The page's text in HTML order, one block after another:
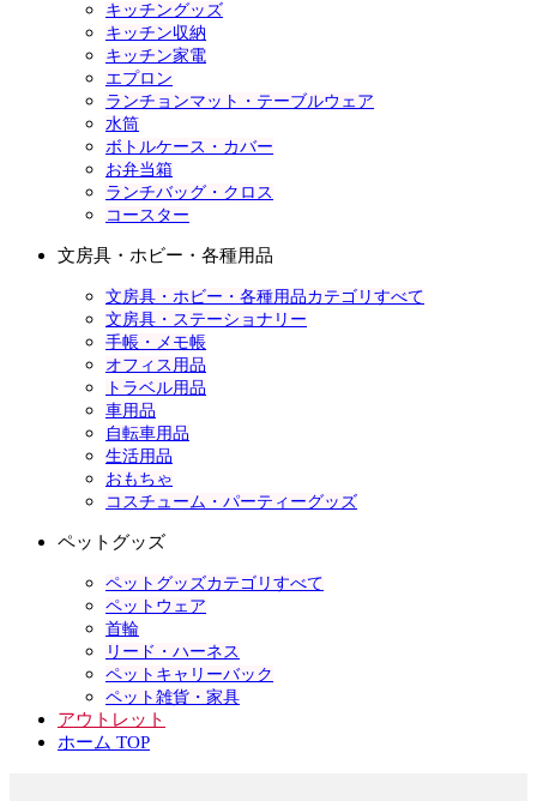
キッチングッズ
キッチン収納
キッチン家電
エプロン
ランチョンマット・テーブルウェア
水筒
ボトルケース・カバー
お弁当箱
ランチバッグ・クロス
コースター
文房具・ホビー・各種用品
文房具・ホビー・各種用品カテゴリすべて
文房具・ステーショナリー
手帳・メモ帳
オフィス用品
トラベル用品
車用品
自転車用品
生活用品
おもちゃ
コスチューム・パーティーグッズ
ペットグッズ
ペットグッズカテゴリすべて
ペットウェア
首輪
リード・ハーネス
ペットキャリーバック
ペット雑貨・家具
アウトレット
ホーム TOP